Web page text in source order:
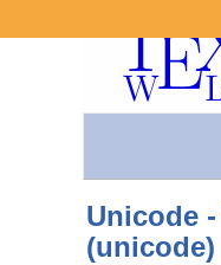
Unicode
(unicode)